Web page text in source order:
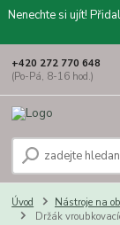
Nenechte si ujít!
+420 272 770 648
(Po-Pá, 8-16 hod.)
Úvod Nástroje na
Držák